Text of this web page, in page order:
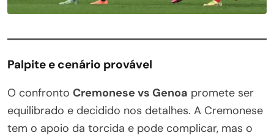
Palpite e cenário provável
O confronto Cremonese vs Genoa promete ser
equilibrado e decidido nos detalhes. A Cremonese
tem o apoio da torcida e pode complicar, mas o